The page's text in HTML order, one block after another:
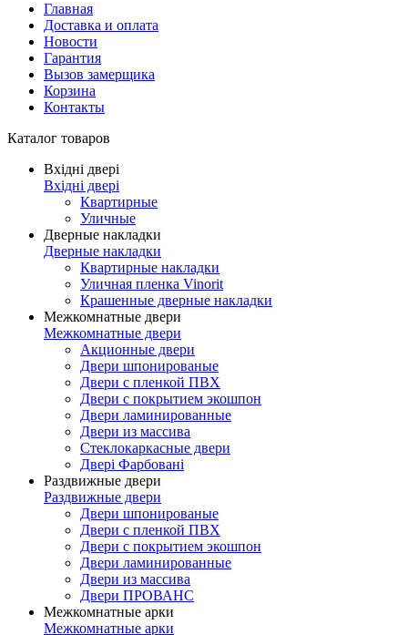
Главная
Доставка и оплата
Новости
Гарантия
Вызов замерщика
Корзина
Контакты
Каталог товаров
Вхідні двері
Вхідні двері
Квартирные
Уличные
Дверные накладки
Дверные накладки
Квартирные накладки
Уличная пленка Vinorit
Крашенные дверные накладки
Межкомнатные двери
Межкомнатные двери
Акционные двери
Двери шпонированые
Двери с пленкой ПВХ
Двери с покрытием экошпон
Двери ламинированные
Двери из массива
Стеклокаркасные двери
Двері Фарбовані
Раздвижные двери
Раздвижные двери
Двери шпонированые
Двери с пленкой ПВХ
Двери с покрытием экошпон
Двери ламинированные
Двери из массива
Двери ПРОВАНС
Межкомнатные арки
Межкомнатные арки